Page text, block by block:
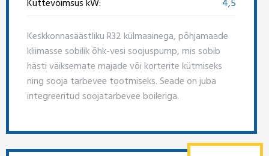
Keskkonnasäästliku R32 külmaainega, põhjamaade
kliimasse sobilik õhk-vesi soojuspump, mis sobib
hästi väiksemate majade või korterite kütmiseks
ning sooja tarbevee tootmiseks. Seade on juba
integreeritud soojatarbevee boileriga.